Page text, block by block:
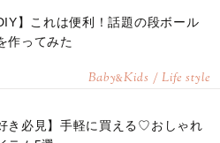
】これは便利！話題の段ボール
作ってみた
Baby&Kids / Life style
き必見】手軽に買える♡おしゃれ